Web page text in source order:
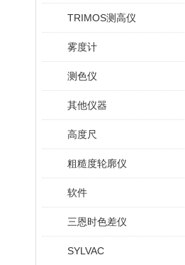
TRIMOS测高仪
雾度计
测色仪
其他仪器
高度尺
粗糙度轮廓仪
软件
三恩时色差仪
SYLVAC